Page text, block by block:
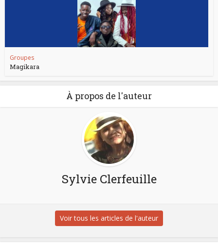
Groupes
Magikara
À propos de l'auteur
Sylvie Clerfeuille
Voir tous les articles de l'auteur